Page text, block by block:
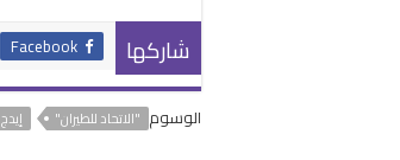
شاركها Facebook
الوسوم "الاتحاد للطيران" إيدج